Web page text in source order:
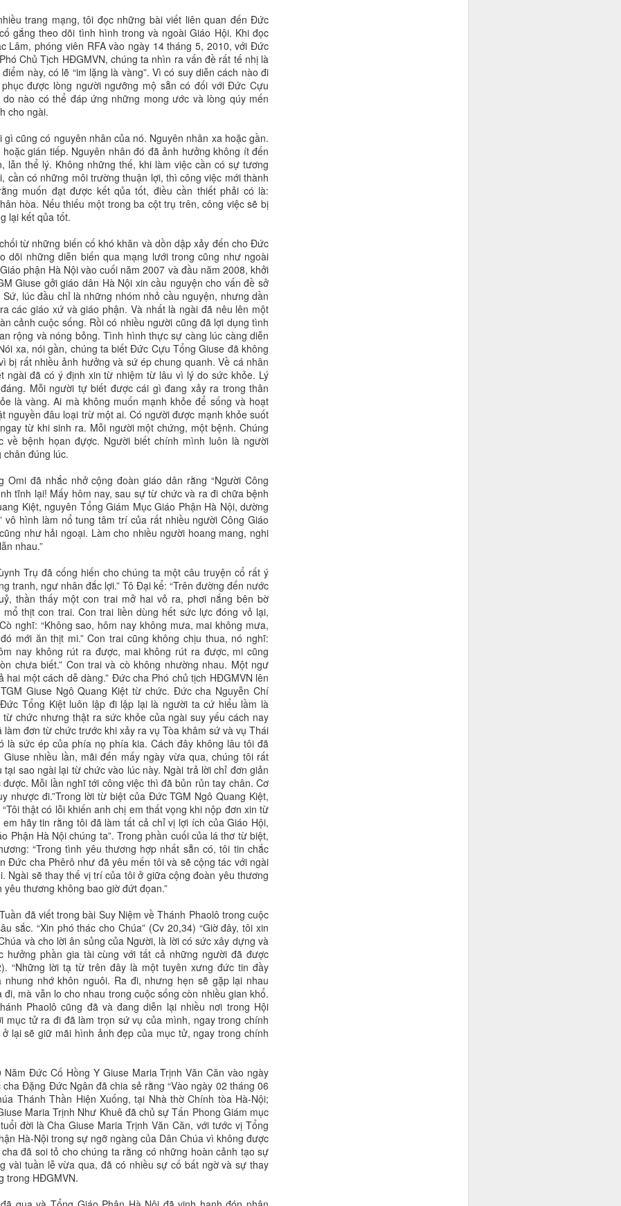
trang mạng, tôi đọc những bài viết liên quan đến Đức
gắng theo dõi tình hình trong và ngoài Giáo Hội. Khi đọc
Lâm, phóng viên RFA vào ngày 14 tháng 5, 2010, với Đức
Chủ Tịch HĐGMVN, chúng ta nhìn ra vấn đề rất tế nhị là
này, có lẽ “im lặng là vàng”. Vì có suy diễn cách nào đi
được lòng người ngưỡng mộ sẵn có đối với Đức Cựu
do nào có thể đáp ứng những mong ước và lòng qúy mến
cho ngài.
gì cũng có nguyên nhân của nó. Nguyên nhân xa hoặc gần.
gián tiếp. Nguyên nhân đó đã ảnh hưởng không ít đến
lẫn thể lý. Không những thế, khi làm việc cần có sự tương
cần có những môi trường thuận lợi, thì công việc mới thành
muốn đạt được kết qủa tốt, điều cần thiết phải có là:
hòa. Nếu thiếu một trong ba cột trụ trên, công việc sẽ bị
lại kết qủa tốt.
từ những biến cố khó khăn và dồn dập xảy đến cho Đức
dõi những diễn biến qua mạng lưới trong cũng như ngoài
phận Hà Nội vào cuối năm 2007 và đầu năm 2008, khởi
Giuse gởi giáo dân Hà Nội xin cầu nguyện cho vấn đề sở
lúc đầu chỉ là những nhóm nhỏ cầu nguyện, nhưng dần
các giáo xứ và giáo phận. Và nhất là ngài đã nêu lên một
cảnh cuộc sống. Rồi có nhiều người cũng đã lợi dụng tình
rộng và nóng bỏng. Tình hình thực sự càng lúc càng diễn
xa, nói gần, chúng ta biết Đức Cựu Tổng Giuse đã không
bị rất nhiều ảnh hưởng và sứ ép chung quanh. Về cá nhân
ngài đã có ý định xin từ nhiệm từ lâu vì lý do sức khỏe. Lý
Mỗi người tự biết được cái gì đang xảy ra trong thân
là vàng. Ai mà không muốn mạnh khỏe để sống và hoạt
nguyền đâu loại trừ một ai. Có người được mạnh khỏe suốt
từ khi sinh ra. Mỗi người một chứng, một bệnh. Chúng
về bệnh họan đựợc. Người biết chính mình luôn là người
đúng lúc.
Omi đã nhắc nhở cộng đoàn giáo dân rằng “Người Công
tĩnh lại! Mấy hôm nay, sau sự từ chức và ra đi chữa bệnh
Kiệt, nguyên Tổng Giám Mục Giáo Phận Hà Nội, dường
vô hình làm nổ tung tâm trí của rất nhiều người Công Giáo
như hải ngoại. Làm cho nhiều người hoang mang, nghi
nhau.”
Trụ đã cống hiến cho chúng ta một câu truyện cổ rất ý
tranh, ngư nhân đắc lợi.” Tô Đại kể: “Trên đường đến nước
thần thấy một con trai mở hai vỏ ra, phơi nắng bên bờ
thịt con trai. Con trai liền dùng hết sức lực đóng vỏ lại,
nghĩ: “Không sao, hôm nay không mưa, mai không mưa,
mới ăn thịt mi.” Con trai cũng không chịu thua, nó nghĩ:
nay không rút ra được, mai không rút ra được, mi cũng
chưa biết.” Con trai và cò không nhường nhau. Một ngư
hai một cách dễ dàng.” Đức cha Phó chủ tịch HĐGMVN lên
Giuse Ngô Quang Kiệt từ chức. Đức cha Nguyễn Chí
Tổng Kiệt luôn lập đi lập lại là người ta cứ hiểu lầm là
chức nhưng thật ra sức khỏe của ngài suy yếu cách nay
làm đơn từ chức trước khi xảy ra vụ Tòa khâm sứ và vụ Thái
là sức ép của phía nọ phía kia. Cách đây không lâu tôi đã
nhiều lần, mãi đến mấy ngày vừa qua, chúng tôi rất
tại sao ngài lại từ chức vào lúc này. Ngài trả lời chỉ đơn giản
được. Mỗi lần nghĩ tới công việc thì đã bủn rủn tay chân. Cơ
nhược đi.”Trong lời từ biệt của Đức TGM Ngô Quang Kiệt,
thật có lỗi khiến anh chị em thất vọng khi nộp đơn xin từ
hãy tin rằng tôi đã làm tất cả chỉ vị lợi ích của Giáo Hội,
Phận Hà Nội chúng ta”. Trong phần cuối của lá thơ từ biệt,
“Trong tình yêu thương hợp nhất sẵn có, tôi tin chắc
Đức cha Phêrô như đã yêu mến tôi và sẽ cộng tác với ngài
Ngài sẽ thay thế vị trí của tôi ở giữa cộng đoàn yêu thương
thương không bao giờ đứt đọan.”
đã viết trong bài Suy Niệm về Thánh Phaolô trong cuộc
sắc. “Xin phó thác cho Chúa” (Cv 20,34) “Giờ đây, tôi xin
và cho lời ân sủng của Người, là lời có sức xây dựng và
hưởng phần gia tài cùng với tất cả những người đã được
“Những lời tạ từ trên đây là một tuyên xưng đức tin đầy
nhớ khôn nguôi. Ra đi, nhưng hẹn sẽ gặp lại nhau
đi, mà vẫn lo cho nhau trong cuộc sống còn nhiều gian khổ.
Phaolô cũng đã và đang diễn lại nhiều nơi trong Hội
mục tử ra đi đã làm trọn sứ vụ của mình, ngay trong chính
lại sẽ giữ mãi hình ảnh đẹp của mục tử, ngay trong chính
Năm Đức Cố Hồng Y Giuse Maria Trịnh Văn Căn vào ngày
Đặng Đức Ngân đã chia sẻ rằng “Vào ngày 02 tháng 06
Thánh Thần Hiện Xuống, tại Nhà thờ Chính tòa Hà-Nội;
Maria Trịnh Như Khuê đã chủ sự Tấn Phong Giám mục
đời là Cha Giuse Maria Trịnh Văn Căn, với tước vị Tổng
Hà-Nội trong sự ngỡ ngàng của Dân Chúa vì không được
đã soi tỏ cho chúng ta rằng có những hoàn cảnh tạo sự
vài tuần lễ vừa qua, đã có nhiều sự cố bất ngờ và sự thay
trong HĐGMVN.